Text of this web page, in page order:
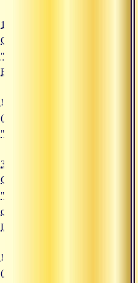
13.09.2019
Сатсанг
"Сила
Вишну"
![30.12.2019 Сатсанг "Войти в
(https://www.advayta.org/upload/
"30.12.2019 Сатсанг "Войти в
30.12.2019
Сатсанг
"Войти в
семью
Шивы"
![23.12.2019 Сатсанг "Все
(https://www.advayta.org/upload/